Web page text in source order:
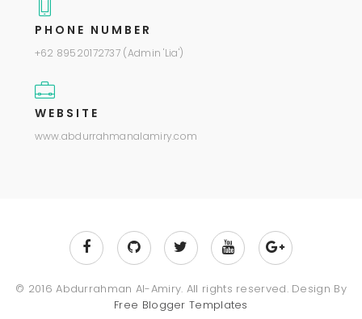
PHONE NUMBER
+62 89520172737 (Admin 'Lia')
WEBSITE
www.abdurrahmanalamiry.com
© 2016 Abdurrahman Al-Amiry. All rights reserved. Design By
Free Blogger Templates